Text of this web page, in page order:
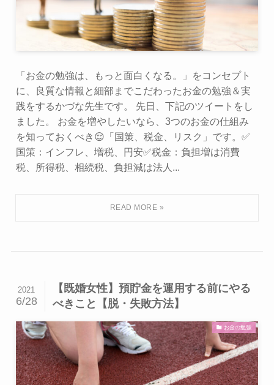
「お金の勉強は、もっと面白くなる。」をコンセプト
に、良質な情報と細部までこだわったお金の勉強＆実
践をするかづな先生です。 先日、下記のツイートをし
ました。 お金を増やしたいなら、3つのお金の仕組み
を知っておくべき😌「国策、税金、リスク」です。✅
国策：インフレ、増税、円安✅税金：負担増は消費
税、所得税、相続税、負担減は法人...
【既婚女性】預貯金を運用する前にやる
べきこと【脱・失敗方法】
2021
6/28
お金の勉強